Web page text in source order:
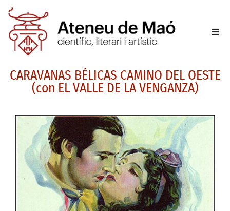
Fer-
CARAVANAS BÉLICAS CAMINO DEL OESTE
(con EL VALLE DE LA VENGANZA)